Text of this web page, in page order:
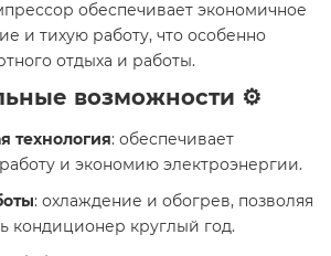
обеспечивает экономичное
и тихую работу, что особенно
отдыха и работы.​
возможности ⚙️
технология: обеспечивает
и экономию электроэнергии.​
: охлаждение и обогрев, позволяя
кондиционер круглый год.​